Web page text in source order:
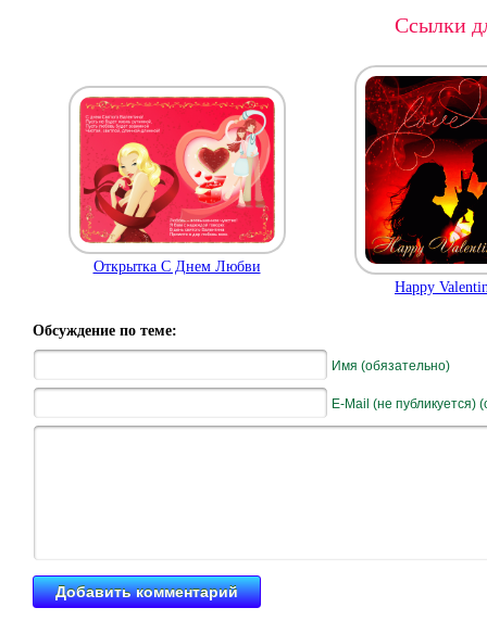
Ссылки
Открытка С Днем Любви
Happy
Обсуждение по теме:
Имя (обязательно)
E-Mail (не публикуется)